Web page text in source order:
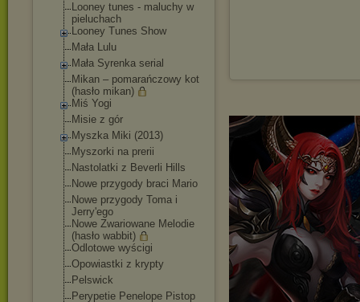
Looney tunes - maluchy w
pieluchach
Looney Tunes Show
Mała Lulu
Mała Syrenka serial
Mikan – pomarańczowy kot
(hasło mikan)
Miś Yogi
Misie z gór
Myszka Miki (2013)
Myszorki na prerii
Nastolatki z Beverli Hills
Nowe przygody braci Mario
Nowe przygody Toma i
Jerry'ego
Nowe Zwariowane Melodie
(hasło wabbit)
Odlotowe wyścigi
Opowiastki z krypty
Pelswick
Perypetie Penelope Pistop